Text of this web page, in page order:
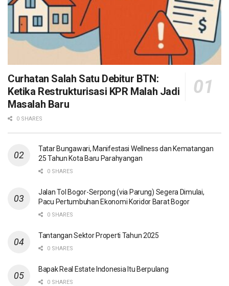
Curhatan Salah Satu Debitur BTN:
Ketika Restrukturisasi KPR Malah Jadi
Masalah Baru
0 SHARES
Tatar Bungawari, Manifestasi Wellness dan Kematangan
25 Tahun Kota Baru Parahyangan
0 SHARES
Jalan Tol Bogor-Serpong (via Parung) Segera Dimulai,
Pacu Pertumbuhan Ekonomi Koridor Barat Bogor
0 SHARES
Tantangan Sektor Properti Tahun 2025
0 SHARES
Bapak Real Estate Indonesia Itu Berpulang
0 SHARES